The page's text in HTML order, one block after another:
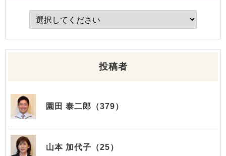
投稿者
園田 泰二郎（379）
山本 加代子（25）